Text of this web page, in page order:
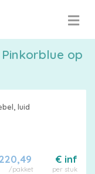
op
luid
€ inf
per stuk
/pakket